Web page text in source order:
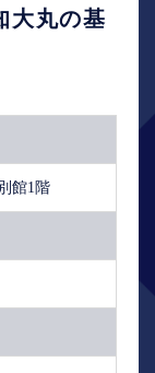
大丸の基
館1階